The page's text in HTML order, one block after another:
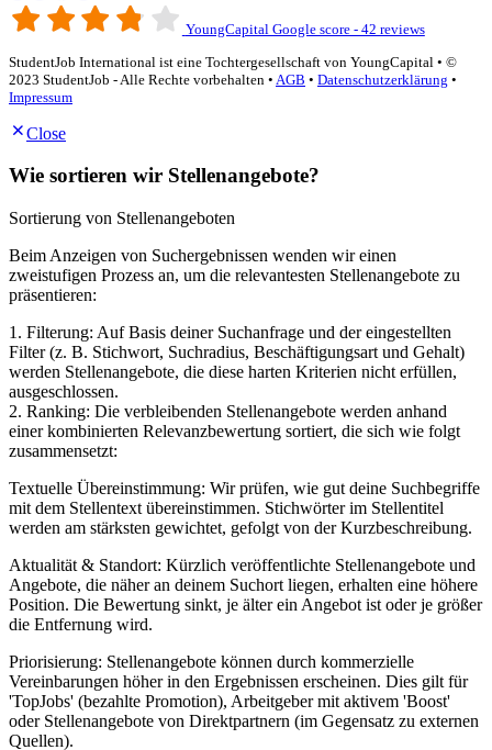
YoungCapital Google score - 42 reviews
StudentJob International ist eine Tochtergesellschaft von YoungCapital • ©
2023 StudentJob - Alle Rechte vorbehalten • AGB • Datenschutzerklärung •
Impressum
Close
Wie sortieren wir Stellenangebote?
Sortierung von Stellenangeboten
Beim Anzeigen von Suchergebnissen wenden wir einen
zweistufigen Prozess an, um die relevantesten Stellenangebote zu
präsentieren:
1. Filterung: Auf Basis deiner Suchanfrage und der eingestellten
Filter (z. B. Stichwort, Suchradius, Beschäftigungsart und Gehalt)
werden Stellenangebote, die diese harten Kriterien nicht erfüllen,
ausgeschlossen.
2. Ranking: Die verbleibenden Stellenangebote werden anhand
einer kombinierten Relevanzbewertung sortiert, die sich wie folgt
zusammensetzt:
Textuelle Übereinstimmung: Wir prüfen, wie gut deine Suchbegriffe
mit dem Stellentext übereinstimmen. Stichwörter im Stellentitel
werden am stärksten gewichtet, gefolgt von der Kurzbeschreibung.
Aktualität & Standort: Kürzlich veröffentlichte Stellenangebote und
Angebote, die näher an deinem Suchort liegen, erhalten eine höhere
Position. Die Bewertung sinkt, je älter ein Angebot ist oder je größer
die Entfernung wird.
Priorisierung: Stellenangebote können durch kommerzielle
Vereinbarungen höher in den Ergebnissen erscheinen. Dies gilt für
'TopJobs' (bezahlte Promotion), Arbeitgeber mit aktivem 'Boost'
oder Stellenangebote von Direktpartnern (im Gegensatz zu externen
Quellen).